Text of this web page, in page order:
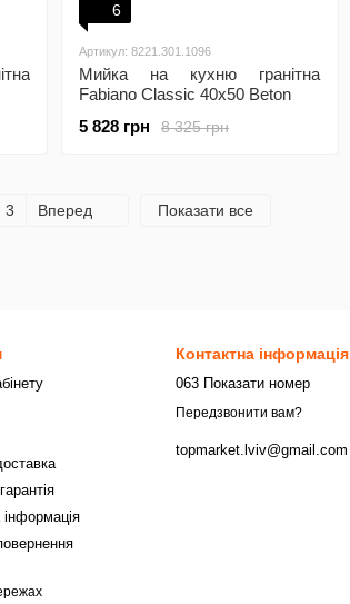
6
Артикул: 8221.301.1096
Мийка на кухню гранітна
Fabiano Classic 40x50 Beton
8 325 грн
5 828 грн
3 Вперед Показати все
інформація
Контактна інформація
063 Показати номер
Передзвонити вам?
topmarket.lviv@gmail.com